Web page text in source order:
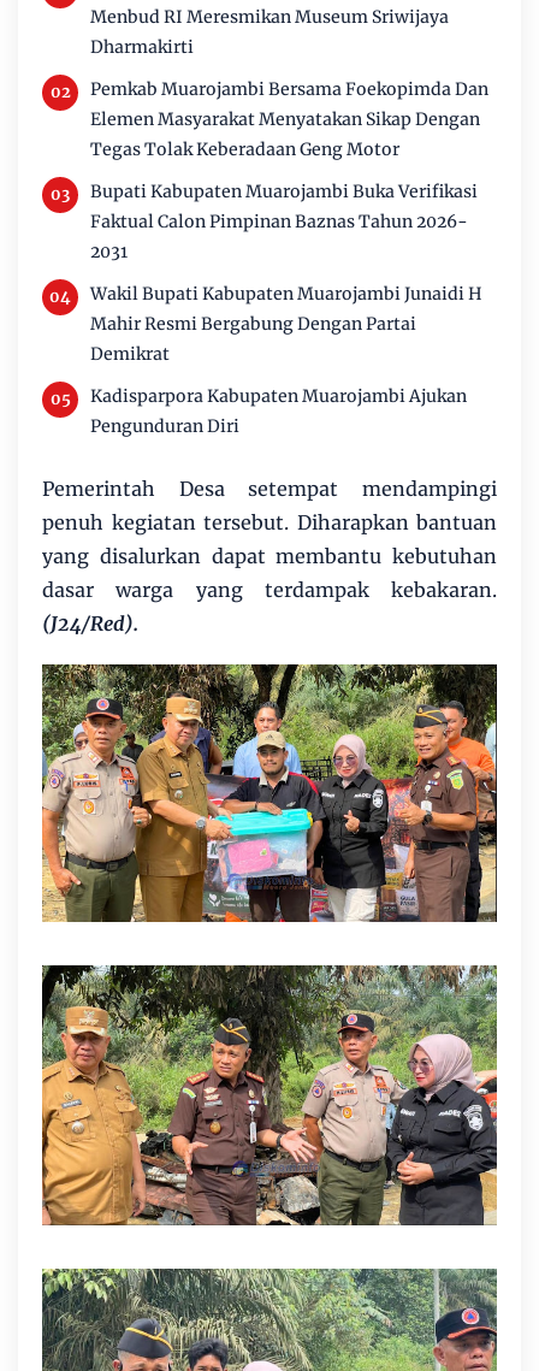
Menbud RI Meresmikan Museum Sriwijaya
Dharmakirti
Pemkab Muarojambi Bersama Foekopimda Dan
Elemen Masyarakat Menyatakan Sikap Dengan
Tegas Tolak Keberadaan Geng Motor
Bupati Kabupaten Muarojambi Buka Verifikasi
Faktual Calon Pimpinan Baznas Tahun 2026-
2031
Wakil Bupati Kabupaten Muarojambi Junaidi H
Mahir Resmi Bergabung Dengan Partai
Demikrat
Kadisparpora Kabupaten Muarojambi Ajukan
Pengunduran Diri
Pemerintah Desa setempat mendampingi
penuh kegiatan tersebut. Diharapkan bantuan
yang disalurkan dapat membantu kebutuhan
dasar warga yang terdampak kebakaran.
(J24/Red).